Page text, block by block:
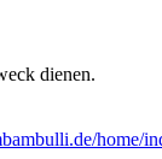
dienen.
home/